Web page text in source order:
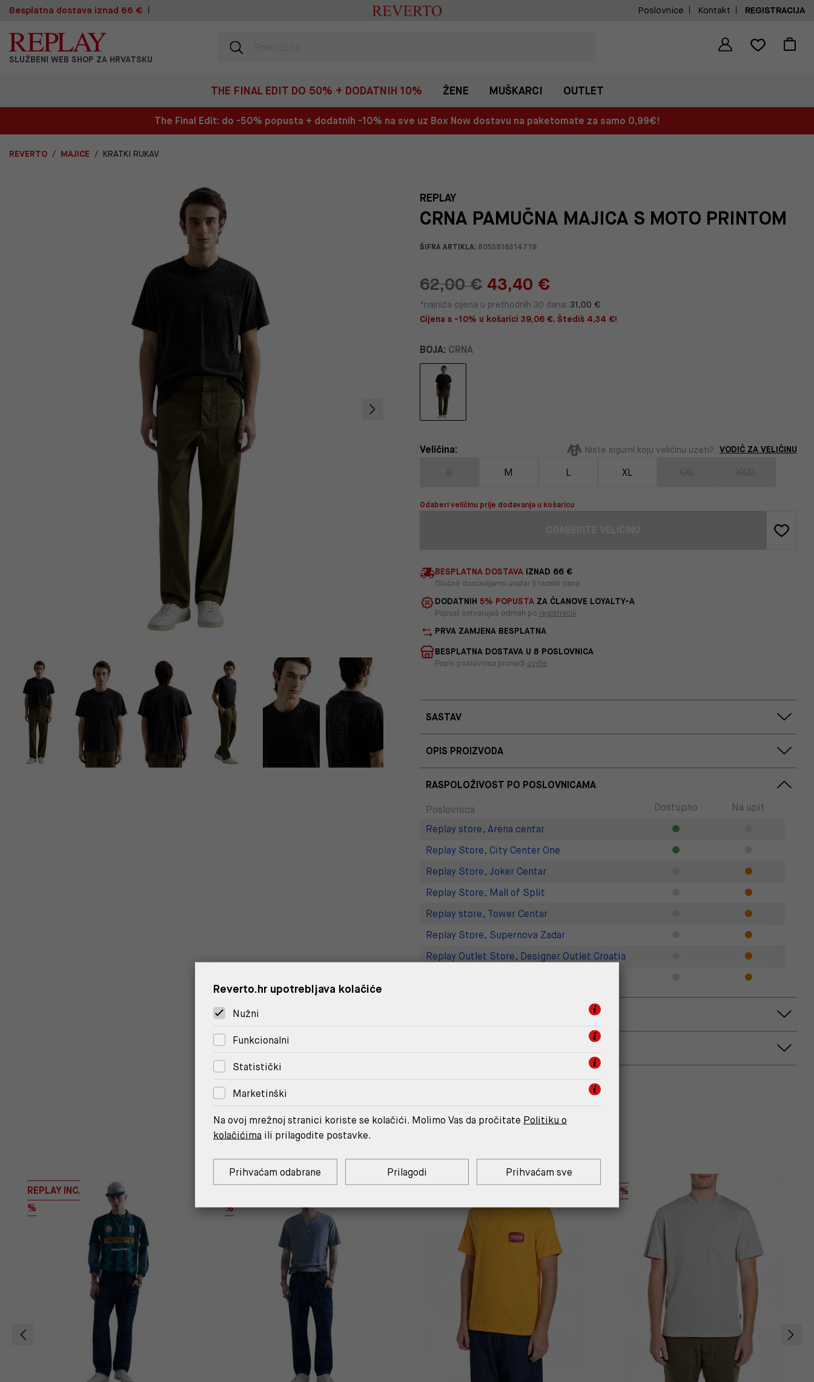
Besplatna dostava iznad 66 € Poslovnice Kontakt REGISTRACIJA
SLUŽBENI WEB SHOP ZA HRVATSKU
THE FINAL EDIT DO 50% + DODATNIH 10% ŽENE MUŠKARCI OUTLET
The Final Edit: do -50% popusta + dodatnih -10% na sve uz Box Now dostavu na paketomate za samo 0,99€!
REVERTO MAJICE KRATKI RUKAV
REPLAY
CRNA PAMUČNA MAJICA S MOTO PRINTOM
ŠIFRA ARTIKLA:8053816314719
62,00 € 43,40 €
*najniža cijena u prethodnih 30 dana: 31,00 €
Cijena s -10% u košarici 39,06 €. Štediš 4,34 €!
BOJA: CRNA
Veličina: Niste sigurni koju veličinu uzeti? VODIČ ZA VELIČINU
M L XL
Odaberi veličinu prije dodavanja u košaricu
BESPLATNA DOSTAVAIZNAD 66 €
Obično dostavljamo unutar 5 radnih dana
DODATNIH 5% POPUSTAZA ČLANOVE LOYALTY-A
Popust ostvaruješ odmah po registraciji
PRVA ZAMJENA BESPLATNA
BESPLATNA DOSTAVA U 8 POSLOVNICA
Popis poslovnica pronađi ovdje
SASTAV
OPIS PROIZVODA
RASPOLOŽIVOST PO POSLOVNICAMA
Poslovnica
Dostupno
Na upit
Replay store, Arena centar
Replay Store, City Center One
Replay Store, Joker Centar
Replay Store, Mall of Split
Replay store, Tower Centar
Replay Store, Supernova Zadar
Replay Outlet Store, Designer Outlet Croatia
MOŽDA ĆE TI SE SVIDJETI
REPLAY INC.
%
%
%
Reverto.hr upotrebljava kolačiće
Nužni
Funkcionalni
Statistički
Marketinški
Na ovoj mrežnoj stranici koriste se kolačići. Molimo Vas da pročitate Politiku o
kolačićima ili prilagodite postavke.
Prihvaćam odabrane Prilagodi Prihvaćam sve